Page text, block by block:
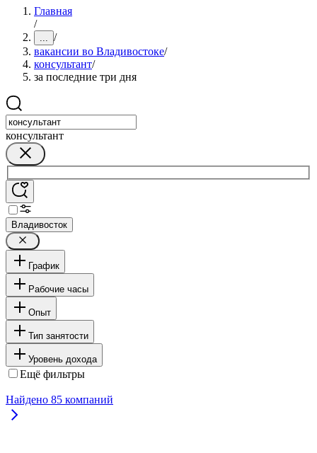
Главная
/
... /
вакансии во Владивостоке/
консультант/
за последние три дня
консультант
Владивосток
График
Рабочие часы
Опыт
Тип занятости
Уровень дохода
Ещё фильтры
Найдено 85 компаний